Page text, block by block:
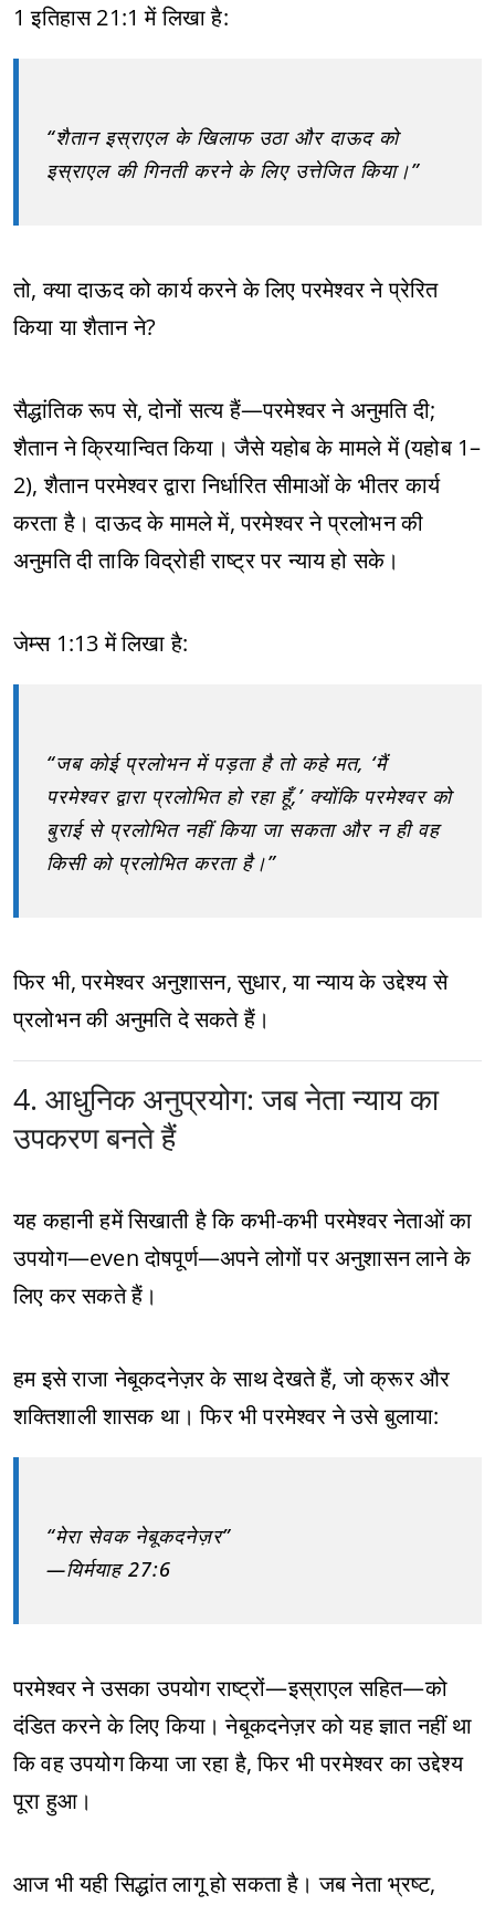
1 इतिहास 21:1 में लिखा है:
“शैतान इस्राएल के खिलाफ उठा और दाऊद को
इस्राएल की गिनती करने के लिए उत्तेजित किया।”
तो, क्या दाऊद को कार्य करने के लिए परमेश्वर ने प्रेरित
किया या शैतान ने?
सैद्धांतिक रूप से, दोनों सत्य हैं—परमेश्वर ने अनुमति दी;
शैतान ने क्रियान्वित किया। जैसे यहोब के मामले में (यहोब 1–
2), शैतान परमेश्वर द्वारा निर्धारित सीमाओं के भीतर कार्य
करता है। दाऊद के मामले में, परमेश्वर ने प्रलोभन की
अनुमति दी ताकि विद्रोही राष्ट्र पर न्याय हो सके।
जेम्स 1:13 में लिखा है:
“जब कोई प्रलोभन में पड़ता है तो कहे मत, ‘मैं
परमेश्वर द्वारा प्रलोभित हो रहा हूँ,’ क्योंकि परमेश्वर को
बुराई से प्रलोभित नहीं किया जा सकता और न ही वह
किसी को प्रलोभित करता है।”
फिर भी, परमेश्वर अनुशासन, सुधार, या न्याय के उद्देश्य से
प्रलोभन की अनुमति दे सकते हैं।
4. आधुनिक अनुप्रयोग: जब नेता न्याय का
उपकरण बनते हैं
यह कहानी हमें सिखाती है कि कभी-कभी परमेश्वर नेताओं का
उपयोग—even दोषपूर्ण—अपने लोगों पर अनुशासन लाने के
लिए कर सकते हैं।
हम इसे राजा नेबूकदनेज़र के साथ देखते हैं, जो क्रूर और
शक्तिशाली शासक था। फिर भी परमेश्वर ने उसे बुलाया:
“मेरा सेवक नेबूकदनेज़र”
—यिर्मयाह 27:6
परमेश्वर ने उसका उपयोग राष्ट्रों—इस्राएल सहित—को
दंडित करने के लिए किया। नेबूकदनेज़र को यह ज्ञात नहीं था
कि वह उपयोग किया जा रहा है, फिर भी परमेश्वर का उद्देश्य
पूरा हुआ।
आज भी यही सिद्धांत लागू हो सकता है। जब नेता भ्रष्ट,